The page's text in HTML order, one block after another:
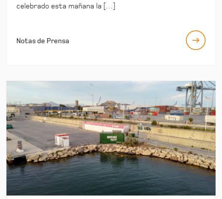
celebrado esta mañana la […]
Notas de Prensa